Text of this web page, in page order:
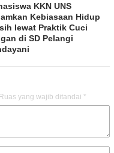
KKN UNS
Kebiasaan Hidup
lewat Praktik Cuci
di SD Pelangi
Ruas yang wajib ditandai *